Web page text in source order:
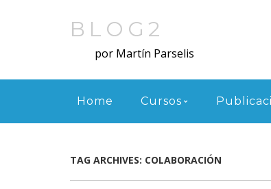
BLOG2
por Martín Parselis
Menu
Home Cursos
TAG ARCHIVES: COLABORACIÓN